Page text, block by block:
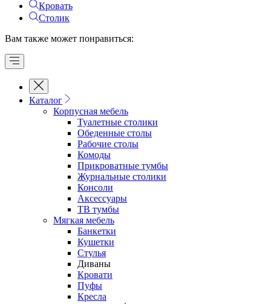
Кровать
Столик
Вам также может понравиться:
Каталог
Корпусная мебель
Туалетные столики
Обеденные cтолы
Рабочие столы
Комоды
Прикроватные тумбы
Журнальные столики
Консоли
Аксессуары
ТВ тумбы
Мягкая мебель
Банкетки
Кушетки
Стулья
Диваны
Кровати
Пуфы
Кресла